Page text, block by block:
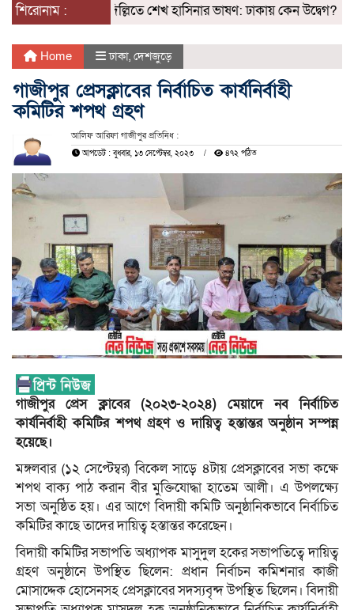
শিরোনাম : দিল্লিতে শেখ হাসিনার ভাষণ: ঢাকায় কেন উদ্বেগ? ৫
Home ঢাকা, দেশজুড়ে
গাজীপুর প্রেসক্লাবের নির্বাচিত কার্যনির্বাহী
কমিটির শপথ গ্রহণ
আলিফ আরিফা গাজীপুর প্রতিনিধ :
আপডেট : বুধবার, ১৩ সেপ্টেম্বর, ২০২৩ ৪৭২ পঠিত
গাজীপুর প্রেস ক্লাবের (২০২৩-২০২৪) মেয়াদে নব নির্বাচিত
কার্যনির্বাহী কমিটির শপথ গ্রহণ ও দায়িত্ব হস্তান্তর অনুষ্ঠান সম্পন্ন
হয়েছে।
মঙ্গলবার (১২ সেপ্টেম্বর) বিকেল সাড়ে ৪টায় প্রেসক্লাবের সভা কক্ষে
শপথ বাক্য পাঠ করান বীর মুক্তিযোদ্ধা হাতেম আলী। এ উপলক্ষ্যে
সভা অনুষ্ঠিত হয়। এর আগে বিদায়ী কমিটি অনুষ্ঠানিকভাবে নির্বাচিত
কমিটির কাছে তাদের দায়িত্ব হস্তান্তর করেছেন।
বিদায়ী কমিটির সভাপতি অধ্যাপক মাসুদুল হকের সভাপতিত্বে দায়িত্ব
গ্রহণ অনুষ্ঠানে উপস্থিত ছিলেন: প্রধান নির্বাচন কমিশনার কাজী
মোসাদ্দেক হোসেনসহ প্রেসক্লাবের সদস্যবৃন্দ উপস্থিত ছিলেন। বিদায়ী